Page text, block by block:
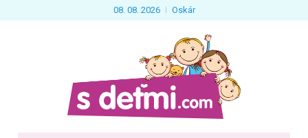
08. 08. 2026 Oskár